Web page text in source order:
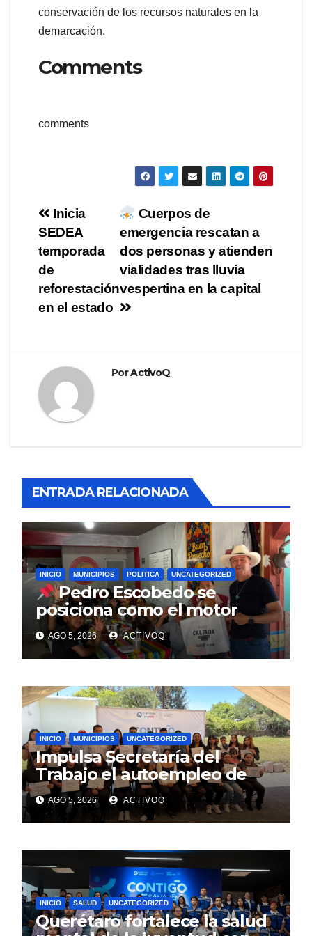
conservación de los recursos naturales en la
demarcación.
Comments
comments
Navegación
de
entradas
Cuerpos de
emergencia rescatan a
dos personas y atienden
vialidades tras lluvia
vespertina en la capital
Inicia
SEDEA
temporada
de
reforestación
en el estado
PorActivoQ
ENTRADA RELACIONADA
INICIO MUNICIPIOS POLITICA UNCATEGORIZED
Pedro Escobedo se
posiciona como el motor
estratégico para la
reconstrucción del PRI: Mario
Calzada
AGO 5, 2026 ACTIVOQ
INICIO MUNICIPIOS UNCATEGORIZED
Impulsa Secretaría del
Trabajo el autoempleo de
mujeres en Huimilpan
AGO 5, 2026 ACTIVOQ
INICIO SALUD UNCATEGORIZED
Querétaro fortalece la salud